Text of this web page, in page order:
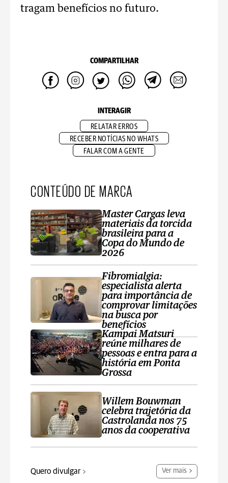
tragam benefícios no futuro.
COMPARTILHAR
INTERAGIR
RELATAR ERROS
RECEBER NOTÍCIAS NO WHATS
FALAR COM A GENTE
CONTEÚDO DE MARCA
Master Cargas leva
materiais da torcida
brasileira para a
Copa do Mundo de
2026
Fibromialgia:
especialista alerta
para importância de
comprovar limitações
na busca por
benefícios
Kampai Matsuri
reúne milhares de
pessoas e entra para a
história em Ponta
Grossa
Willem Bouwman
celebra trajetória da
Castrolanda nos 75
anos da cooperativa
Quero divulgar Ver mais